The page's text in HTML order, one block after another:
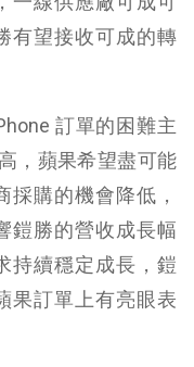
有望接收可成的轉
訂單的困難主
，蘋果希望盡可能
購的機會降低，
鎧勝的營收成長幅
持續穩定成長，鎧
果訂單上有亮眼表